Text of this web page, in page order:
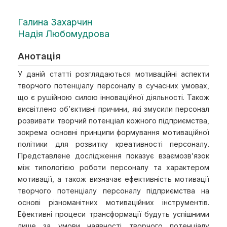
Галина Захарчин
Надія Любомудрова
Анотація
У даній статті розглядаються мотиваційні аспекти
творчого потенціалу персоналу в сучасних умовах,
що є рушійною силою інноваційної діяльності. Також
висвітлено об’єктивні причини, які змусили персонал
розвивати творчий потенціал кожного підприємства,
зокрема основні принципи формування мотиваційної
політики для розвитку креативності персоналу.
Представлене дослідження показує взаємозв’язок
між типологією роботи персоналу та характером
мотивації, а також визначає ефективність мотивації
творчого потенціалу персоналу підприємства на
основі різноманітних мотиваційних інструментів.
Ефективні процеси трансформації будуть успішними